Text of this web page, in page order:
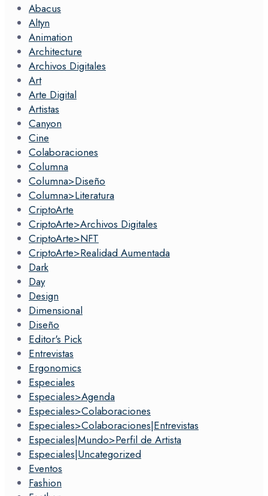
Abacus
Altyn
Animation
Architecture
Archivos Digitales
Art
Arte Digital
Artistas
Canyon
Cine
Colaboraciones
Columna
Columna>Diseño
Columna>Literatura
CriptoArte
CriptoArte>Archivos Digitales
CriptoArte>NFT
CriptoArte>Realidad Aumentada
Dark
Day
Design
Dimensional
Diseño
Editor's Pick
Entrevistas
Ergonomics
Especiales
Especiales>Agenda
Especiales>Colaboraciones
Especiales>Colaboraciones|Entrevistas
Especiales|Mundo>Perfil de Artista
Especiales|Uncategorized
Eventos
Fashion